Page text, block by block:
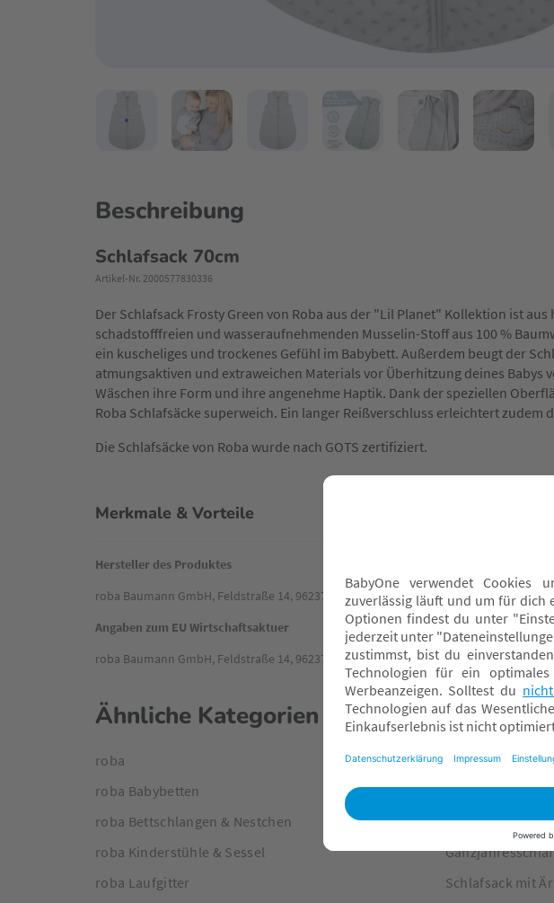
Beschreibung
Schlafsack 70cm
Artikel-Nr. 2000577830336
Der Schlafsack Frosty Green von Roba aus der "Lil Planet" Kollektion ist
schadstofffreien und wasseraufnehmenden Musselin-Stoff aus 100 %
ein kuscheliges und trockenes Gefühl im Babybett. Außerdem beugt der
atmungsaktiven und extraweichen Materials vor Überhitzung deines Babys
Wäschen ihre Form und ihre angenehme Haptik. Dank der speziellen
Roba Schlafsäcke superweich. Ein langer Reißverschluss erleichtert zudem
Die Schlafsäcke von Roba wurde nach GOTS zertifiziert.
Merkmale & Vorteile
Hersteller des Produktes
roba Baumann GmbH, Feldstraße 14, 96237 Ebersdorf, Deutschland - service@roba-
Angaben zum EU Wirtschaftsaktuer
roba Baumann GmbH, Feldstraße 14, 96237 Ebersdorf, Deutschland - service@roba-
Ähnliche Kategorien
roba
roba Babybetten
roba Bettschlangen & Nestchen
roba Kinderstühle & Sessel
roba Laufgitter
roba
roba
Schlafsack mit